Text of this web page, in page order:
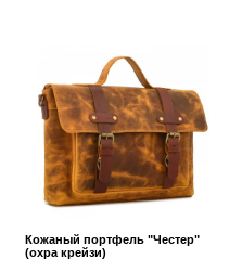
Кожаный портфель "Честер"
(охра крейзи)